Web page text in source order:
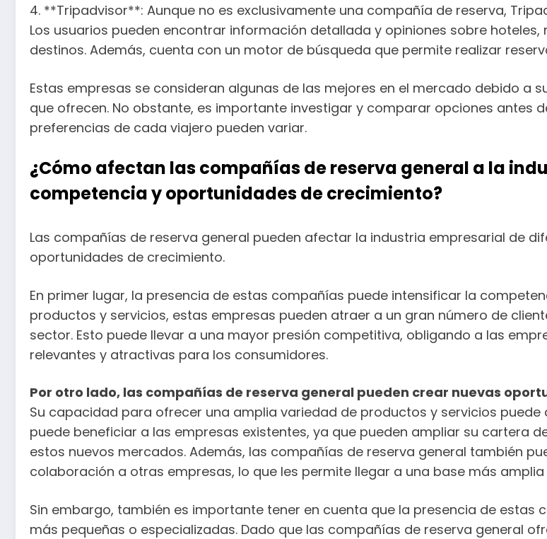
4. **Tripadvisor**: Aunque no es exclusivamente una compañía de reserva,
Los usuarios pueden encontrar información detallada y opiniones sobre
destinos. Además, cuenta con un motor de búsqueda que permite realizar
Estas empresas se consideran algunas de las mejores en el mercado debido a
que ofrecen. No obstante, es importante investigar y comparar opciones antes
preferencias de cada viajero pueden variar.
¿Cómo afectan las compañías de reserva general a la
competencia y oportunidades de crecimiento?
Las compañías de reserva general pueden afectar la industria empresarial de
oportunidades de crecimiento.
En primer lugar, la presencia de estas compañías puede intensificar la
productos y servicios, estas empresas pueden atraer a un gran número de
sector. Esto puede llevar a una mayor presión competitiva, obligando a las
relevantes y atractivas para los consumidores.
Por otro lado, las compañías de reserva general pueden crear nuevas
Su capacidad para ofrecer una amplia variedad de productos y servicios
puede beneficiar a las empresas existentes, ya que pueden ampliar su cartera
estos nuevos mercados. Además, las compañías de reserva general también
colaboración a otras empresas, lo que les permite llegar a una base más amplia
Sin embargo, también es importante tener en cuenta que la presencia de
más pequeñas o especializadas. Dado que las compañías de reserva general